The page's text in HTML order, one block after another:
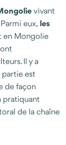
vivant
eux, les
en Mongolie
Il y a
est
de façon
pratiquant
de la chaîne